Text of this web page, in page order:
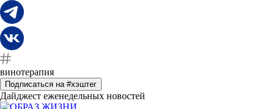
винотерапия
Подписаться на #хэштег
Дайджест еженедельных новостей